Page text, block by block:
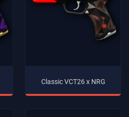
Classic VCT26 x NRG